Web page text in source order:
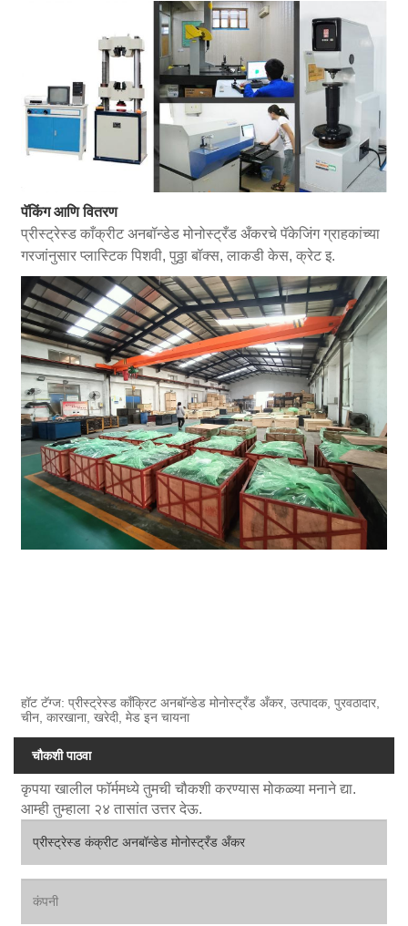
पॅकिंग आणि वितरण
प्रीस्ट्रेस्ड काँक्रीट अनबॉन्डेड मोनोस्ट्रँड अँकरचे पॅकेजिंग ग्राहकांच्या
गरजांनुसार प्लास्टिक पिशवी, पुठ्ठा बॉक्स, लाकडी केस, क्रेट इ.
हॉट टॅग्ज: प्रीस्ट्रेस्ड कॉंक्रिट अनबॉन्डेड मोनोस्ट्रँड अँकर, उत्पादक, पुरवठादार,
चीन, कारखाना, खरेदी, मेड इन चायना
चौकशी पाठवा
कृपया खालील फॉर्ममध्ये तुमची चौकशी करण्यास मोकळ्या मनाने द्या.
आम्ही तुम्हाला २४ तासांत उत्तर देऊ.